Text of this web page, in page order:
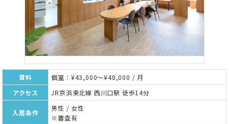
賃料
個室：¥43,000～¥48,000 / 月
アクセス
JR京浜東北線 西川口駅 徒歩14分
入居条件
男性 / 女性
※審査有